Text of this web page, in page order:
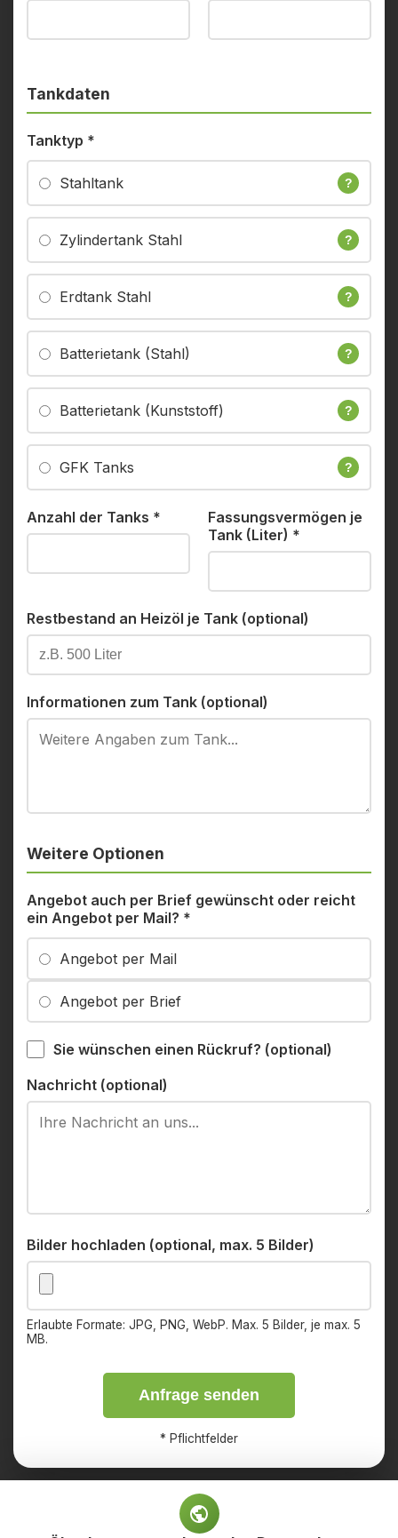
Tankdaten
Tanktyp *
Stahltank ?
Zylindertank Stahl ?
Erdtank Stahl ?
Batterietank (Stahl) ?
Batterietank (Kunststoff) ?
GFK Tanks ?
Anzahl der Tanks *
Fassungsvermögen je
Tank (Liter) *
Restbestand an Heizöl je Tank (optional)
Informationen zum Tank (optional)
Weitere Optionen
Angebot auch per Brief gewünscht oder reicht
ein Angebot per Mail? *
Angebot per Mail
Angebot per Brief
Sie wünschen einen Rückruf? (optional)
Nachricht (optional)
Bilder hochladen (optional, max. 5 Bilder)
Erlaubte Formate: JPG, PNG, WebP. Max. 5 Bilder, je max. 5
MB.
Anfrage senden
* Pflichtfelder